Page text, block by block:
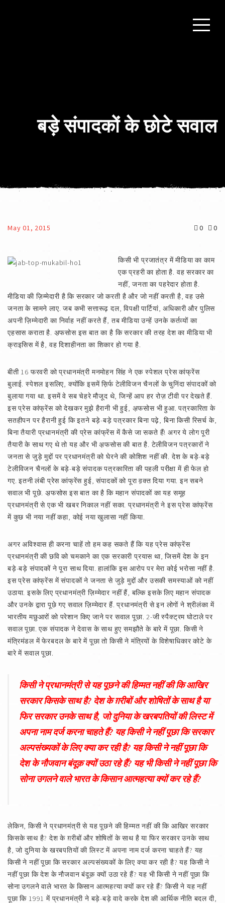
बड़े संपादकों के छोटे सवाल
May 01, 2015 0 0
किसी भी प्रजातंत्र में मीडिया का काम
एक प्रहरी का होता है. वह सरकार का
नहीं, जनता का पहरेदार होता है.
मीडिया की ज़िम्मेदारी है कि सरकार जो करती है और जो नहीं करती है, वह उसे
जनता के सामने लाए. जब कभी सत्तारूढ़ दल, विपक्षी पार्टियां, अधिकारी और पुलिस
अपनी ज़िम्मेदारी का निर्वाह नहीं करते हैं, तब मीडिया उन्हें उनके कर्तव्यों का
एहसास कराता है. अ़फसोस इस बात का है कि सरकार की तरह देश का मीडिया भी
क्राइसिस में है, वह दिशाहीनता का शिकार हो गया है.
बीती 16 फरवरी को प्रधानमंत्री मनमोहन सिंह ने एक स्पेशल प्रेस कांफ्रेंस
बुलाई. स्पेशल इसलिए, क्योंकि इसमें स़िर्फ टेलीविजन चैनलों के चुनिंदा संपादकों को
बुलाया गया था. इसमें वे सब चेहरे मौजूद थे, जिन्हें आप हर रोज़ टीवी पर देखते हैं.
इस प्रेस कांफ्रेंस को देखकर मुझे हैरानी भी हुई, अ़फसोस भी हुआ. पत्रकारिता के
सतहीपन पर हैरानी हुई कि इतने बड़े-बड़े पत्रकार बिना पढ़े, बिना किसी रिसर्च के,
बिना तैयारी प्रधानमंत्री की प्रेस कांफ्रेंस में कैसे जा सकते हैं! अगर ये लोग पूरी
तैयारी के साथ गए थे तो यह और भी अ़फसोस की बात है. टेलीविजन पत्रकारों ने
जनता से जुड़े मुद्दों पर प्रधानमंत्री को घेरने की कोशिश नहीं की. देश के बड़े-बड़े
टेलीविजन चैनलों के बड़े-बड़े संपादक पत्रकारिता की पहली परीक्षा में ही फेल हो
गए. इतनी लंबी प्रेस कांफ्रेंस हुई, संपादकों को पूरा व़क्त दिया गया. इन सबने
सवाल भी पूछे. अ़फसोस इस बात का है कि महान संपादकों का यह समूह
प्रधानमंत्री से एक भी खबर निकाल नहीं सका. प्रधानमंत्री ने इस प्रेस कांफ्रेंस
में कुछ भी नया नहीं कहा, कोई नया खुलासा नहीं किया.
अगर अविश्वास ही करना चाहें तो हम कह सकते हैं कि यह प्रेस कांफ्रेंस
प्रधानमंत्री की छवि को चमकाने का एक सरकारी प्रयास था, जिसमें देश के इन
बड़े-बड़े संपादकों ने पूरा साथ दिया. हालांकि इस आरोप पर मेरा कोई भरोसा नहीं है.
इस प्रेस कांफ्रेंस में संपादकों ने जनता से जुड़े मुद्दों और उसकी समस्याओं को नहीं
उठाया. इसके लिए प्रधानमंत्री ज़िम्मेदार नहीं हैं, बल्कि इसके लिए महान संपादक
और उनके द्वारा पूछे गए सवाल ज़िम्मेदार हैं. प्रधानमंत्री से इन लोगों ने श्रीलंका में
भारतीय मछुआरों को परेशान किए जाने पर सवाल पूछा. 2-जी स्पैक्ट्रम घोटाले पर
सवाल पूछा. एक संपादक ने देवास के साथ हुए समझौते के बारे में पूछा. किसी ने
मंत्रिमंडल में फेरबदल के बारे में पूछा तो किसी ने मंत्रियों के विशेषाधिकार कोटे के
बारे में सवाल पूछा.
किसी ने प्रधानमंत्री से यह पूछने की हिम्मत नहीं की कि आखिर
सरकार किसके साथ है? देश के ग़रीबों और शोषितों के साथ है या
फिर सरकार उनके साथ है, जो दुनिया के खरबपतियों की लिस्ट में
अपना नाम दर्ज करना चाहते हैं? यह किसी ने नहीं पूछा कि सरकार
अल्पसंख्यकों के लिए क्या कर रही है? यह किसी ने नहीं पूछा कि
देश के नौजवान बंदूक़ क्यों उठा रहे हैं? यह भी किसी ने नहीं पूछा कि
सोना उगलने वाले भारत के किसान आत्महत्या क्यों कर रहे हैं?
लेकिन, किसी ने प्रधानमंत्री से यह पूछने की हिम्मत नहीं की कि आखिर सरकार
किसके साथ है? देश के ग़रीबों और शोषितों के साथ है या फिर सरकार उनके साथ
है, जो दुनिया के खरबपतियों की लिस्ट में अपना नाम दर्ज करना चाहते हैं? यह
किसी ने नहीं पूछा कि सरकार अल्पसंख्यकों के लिए क्या कर रही है? यह किसी ने
नहीं पूछा कि देश के नौजवान बंदूक़ क्यों उठा रहे हैं? यह भी किसी ने नहीं पूछा कि
सोना उगलने वाले भारत के किसान आत्महत्या क्यों कर रहे हैं? किसी ने यह नहीं
पूछा कि 1991 में प्रधानमंत्री ने बड़े-बड़े वादे करके देश की आर्थिक नीति बदल दी,